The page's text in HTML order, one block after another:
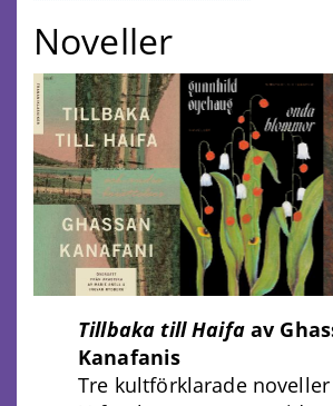
Noveller
Tillbaka till Haifa av
Kanafanis
Tre kultförklarade